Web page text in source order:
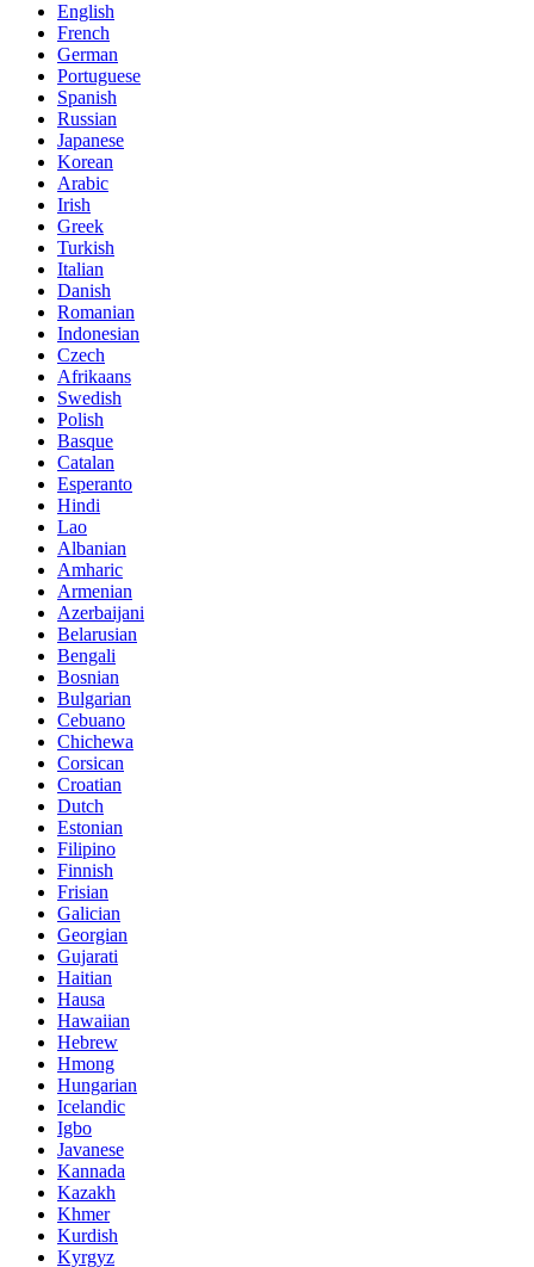
English
French
German
Portuguese
Spanish
Russian
Japanese
Korean
Arabic
Irish
Greek
Turkish
Italian
Danish
Romanian
Indonesian
Czech
Afrikaans
Swedish
Polish
Basque
Catalan
Esperanto
Hindi
Lao
Albanian
Amharic
Armenian
Azerbaijani
Belarusian
Bengali
Bosnian
Bulgarian
Cebuano
Chichewa
Corsican
Croatian
Dutch
Estonian
Filipino
Finnish
Frisian
Galician
Georgian
Gujarati
Haitian
Hausa
Hawaiian
Hebrew
Hmong
Hungarian
Icelandic
Igbo
Javanese
Kannada
Kazakh
Khmer
Kurdish
Kyrgyz